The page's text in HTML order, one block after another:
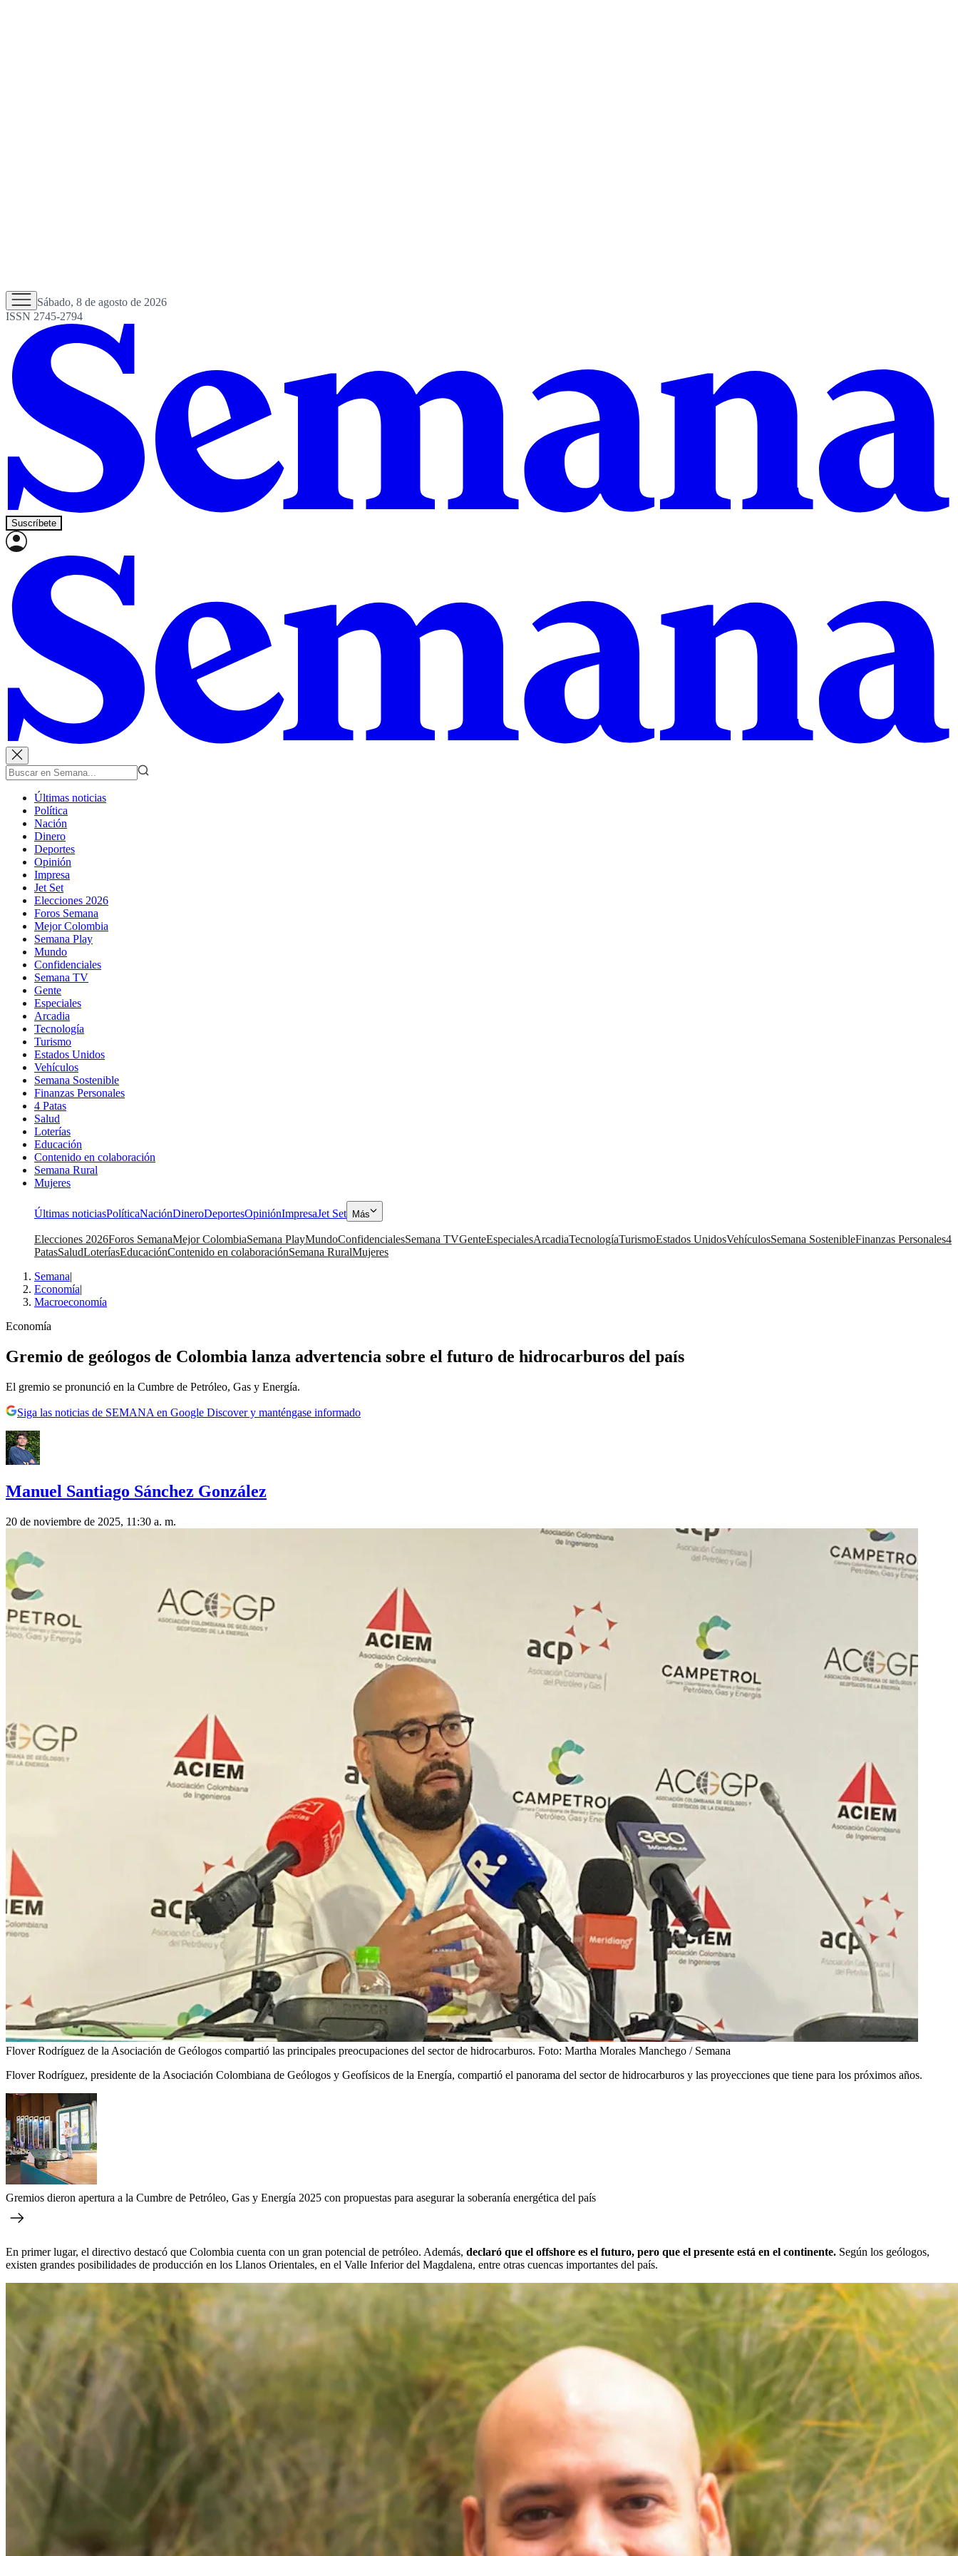
Sábado, 8 de agosto de 2026
ISSN 2745-2794
Suscríbete
Últimas noticias
Política
Nación
Dinero
Deportes
Opinión
Impresa
Jet Set
Elecciones 2026
Foros Semana
Mejor Colombia
Semana Play
Mundo
Confidenciales
Semana TV
Gente
Especiales
Arcadia
Tecnología
Turismo
Estados Unidos
Vehículos
Semana Sostenible
Finanzas Personales
4 Patas
Salud
Loterías
Educación
Contenido en colaboración
Semana Rural
Mujeres
Últimas noticiasPolíticaNaciónDineroDeportesOpiniónImpresaJet Set Más
Elecciones 2026Foros SemanaMejor ColombiaSemana PlayMundoConfidencialesSemana TVGenteEspecialesArcadiaTecnologíaTurismoEstados UnidosVehículosSemana SostenibleFinanzas Personales4
PatasSaludLoteríasEducaciónContenido en colaboraciónSemana RuralMujeres
Semana|
Economía|
Macroeconomía
Economía
Gremio de geólogos de Colombia lanza advertencia sobre el futuro de hidrocarburos del país
El gremio se pronunció en la Cumbre de Petróleo, Gas y Energía.
Siga las noticias de SEMANA en Google Discover y manténgase informado
Manuel Santiago Sánchez González
20 de noviembre de 2025, 11:30 a. m.
Flover Rodríguez de la Asociación de Geólogos compartió las principales preocupaciones del sector de hidrocarburos. Foto: Martha Morales Manchego / Semana
Flover Rodríguez, presidente de la Asociación Colombiana de Geólogos y Geofísicos de la Energía, compartió el panorama del sector de hidrocarburos y las proyecciones que tiene para los próximos años.
Gremios dieron apertura a la Cumbre de Petróleo, Gas y Energía 2025 con propuestas para asegurar la soberanía energética del país
En primer lugar, el directivo destacó que Colombia cuenta con un gran potencial de petróleo. Además, declaró que el offshore es el futuro, pero que el presente está en el continente. Según los geólogos,
existen grandes posibilidades de producción en los Llanos Orientales, en el Valle Inferior del Magdalena, entre otras cuencas importantes del país.